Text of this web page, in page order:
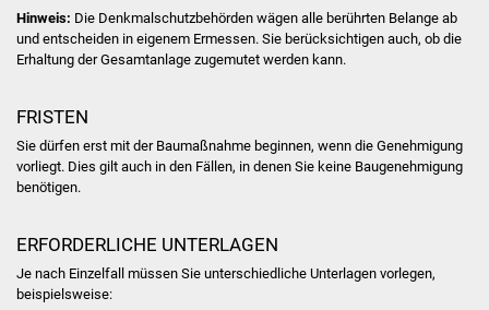
Volkshochschule
Kirchen
Hinweis: Die Denkmalschutzbehörden wägen alle berührten Belange ab
und entscheiden in eigenem Ermessen. Sie berücksichtigen auch, ob die
Erhaltung der Gesamtanlage zugemutet werden kann.
FRISTEN
Sie dürfen erst mit der Baumaßnahme beginnen, wenn die Genehmigung
vorliegt. Dies gilt auch in den Fällen, in denen Sie keine Baugenehmigung
benötigen.
ERFORDERLICHE UNTERLAGEN
Je nach Einzelfall müssen Sie unterschiedliche Unterlagen vorlegen,
beispielsweise: